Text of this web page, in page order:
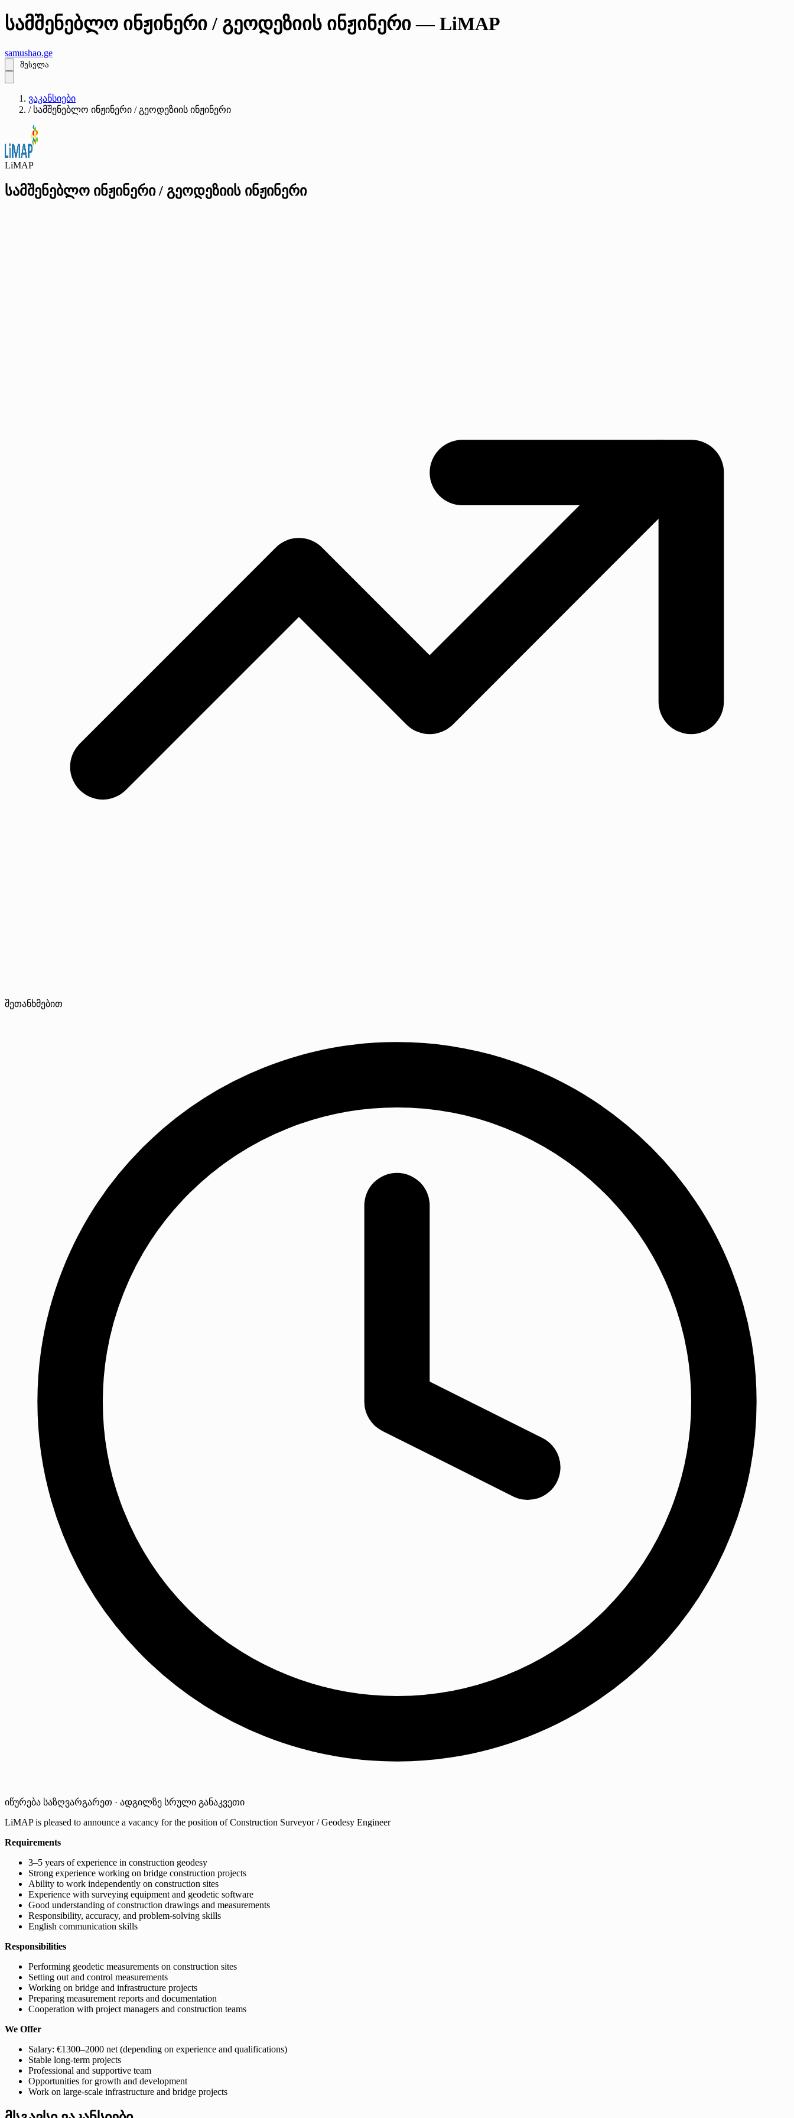
სამშენებლო ინჟინერი / გეოდეზიის ინჟინერი — LiMAP
samushao.ge
შესვლა
ვაკანსიები
/ სამშენებლო ინჟინერი / გეოდეზიის ინჟინერი
LiMAP
სამშენებლო ინჟინერი / გეოდეზიის ინჟინერი
შეთანხმებით
იწურება საზღვარგარეთ · ადგილზე სრული განაკვეთი
LiMAP is pleased to announce a vacancy for the position of Construction Surveyor / Geodesy Engineer
Requirements
3–5 years of experience in construction geodesy
Strong experience working on bridge construction projects
Ability to work independently on construction sites
Experience with surveying equipment and geodetic software
Good understanding of construction drawings and measurements
Responsibility, accuracy, and problem-solving skills
English communication skills
Responsibilities
Performing geodetic measurements on construction sites
Setting out and control measurements
Working on bridge and infrastructure projects
Preparing measurement reports and documentation
Cooperation with project managers and construction teams
We Offer
Salary: €1300–2000 net (depending on experience and qualifications)
Stable long-term projects
Professional and supportive team
Opportunities for growth and development
Work on large-scale infrastructure and bridge projects